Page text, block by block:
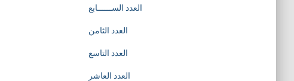
العدد الســــــابع
العدد الثامن
العدد التاسع
العدد العاشر